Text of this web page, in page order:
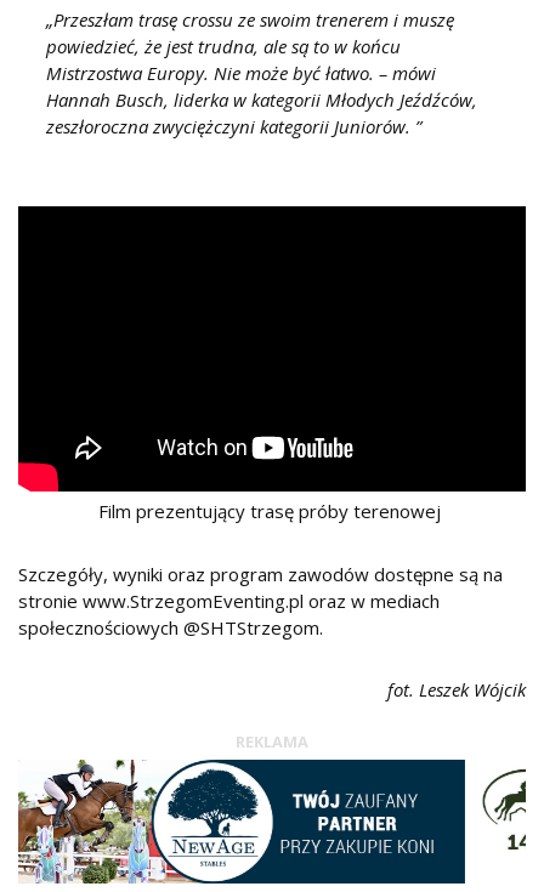
Przeszłam trasę crossu ze swoim trenerem i muszę
powiedzieć, że jest trudna, ale są to w końcu
Mistrzostwa Europy. Nie może być łatwo. – mówi
Hannah Busch, liderka w kategorii Młodych Jeźdźców,
zeszłoroczna zwyciężczyni kategorii Juniorów.
Film prezentujący trasę próby terenowej
Szczegóły, wyniki oraz program zawodów dostępne są na
stronie www.StrzegomEventing.pl oraz w mediach
społecznościowych @SHTStrzegom.
fot. Leszek Wójcik
REKLAMA